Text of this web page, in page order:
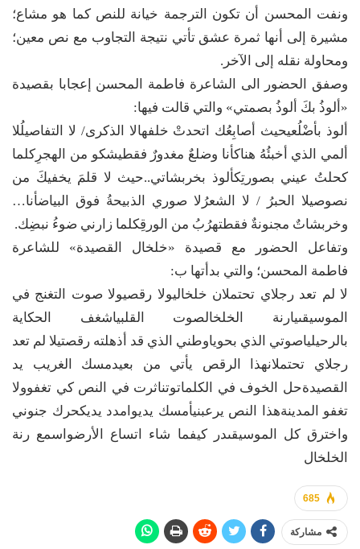
ونفت المحسن أن تكون الترجمة خيانة للنص كما هو مشاع؛
مشيرة إلى أنها ثمرة عشق تأتي نتيجة التجاوب مع نص معين؛
ومحاولة نقله إلى الآخر.
وصفق الحضور الى الشاعرة فاطمة المحسن إعجابا بقصيدة
«ألوذُ بكَ ألوذُ بصمتي» والتي قالت فيها:
ألوذ بأضْلُعيحيث أصابِعُك اتحدتْ خلفهالا الذكرى/ لا التفاصيلُلا
ألمي الذي أخبئُهُ هناكأنا وضلعٌ مغدورٌ فقطيشكو من الهجرِكلما
كحلتُ عيني بصورتِكألوذ بخربشاتي..حيث لا قلمَ يخفيكَ من
نصوصيلا الحبرُ / لا الشعرُلا صوري الذبيحةُ فوق البياضأنا…
وخربشاتٌ مجنونةٌ فقطتهرُبُ من الورقِكلما زارني ضوءُ نبضِك.
وتفاعل الحضور مع قصيدة «خلخال القصيدة» للشاعرة
فاطمة المحسن؛ والتي بدأتها ب:
لا لم تعد رجلاي تحتملان خلخاليولا رقصيولا صوت التغنج في
الموسيقىيارنة الخلخالصوت القلبياشغف الحكاية
بالرحيلياصوتي الذي بحوياوطني الذي قد أذهلته رقصتيلا لم تعد
رجلاي تحتملانهذا الرقص يأتي من بعيدمسك الغريب يد
القصيدةحل الخوف في الكلماتوتناثرت في النص كي تغفوولا
تغفو المدينةهذا النص يرعبنيأمسك يديوامدد يديكحرك جنوني
واخترق كل الموسيقىدر كيفما شاء اتساع الأرضواسمع رنة
الخلخال
685
مشاركة